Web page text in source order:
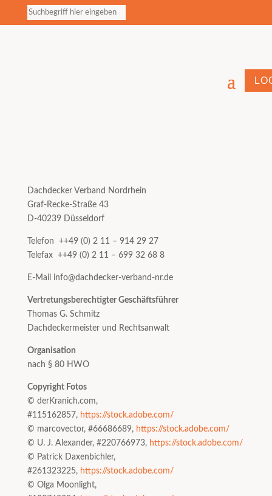
Dachdecker Verband Nordrhein
Graf-Recke-Straße 43
D-40239 Düsseldorf
Telefon ++49 (0) 2 11 – 914 29 27
Telefax ++49 (0) 2 11 – 699 32 68 8
E-Mail info@dachdecker-verband-nr.de
Vertretungsberechtigter Geschäftsführer
Thomas G. Schmitz
Dachdeckermeister und Rechtsanwalt
Organisation
nach § 80 HWO
Copyright Fotos
© derKranich.com,
#115162857, https://stock.adobe.com/
© marcovector, #66686689, https://stock.adobe.com/
© U. J. Alexander, #220766973, https://stock.adobe.com/
© Patrick Daxenbichler,
#261323225, https://stock.adobe.com/
© Olga Moonlight,